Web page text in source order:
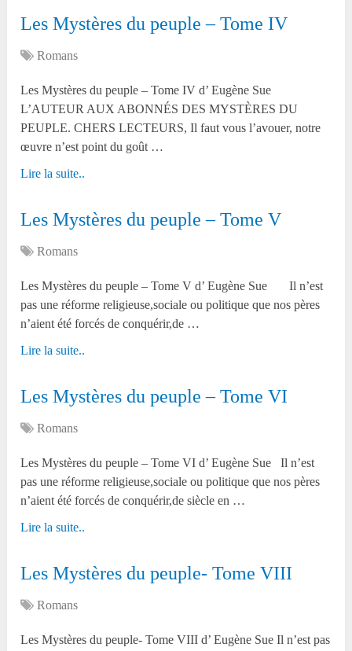
Les Mystères du peuple – Tome IV
Romans
Les Mystères du peuple – Tome IV d’ Eugène Sue
L’AUTEUR AUX ABONNÉS DES MYSTÈRES DU
PEUPLE. CHERS LECTEURS, Il faut vous l’avouer, notre
œuvre n’est point du goût …
Lire la suite..
Les Mystères du peuple – Tome V
Romans
Les Mystères du peuple – Tome V d’ Eugène Sue Il n’est
pas une réforme religieuse,sociale ou politique que nos pères
n’aient été forcés de conquérir,de …
Lire la suite..
Les Mystères du peuple – Tome VI
Romans
Les Mystères du peuple – Tome VI d’ Eugène Sue Il n’est
pas une réforme religieuse,sociale ou politique que nos pères
n’aient été forcés de conquérir,de siècle en …
Lire la suite..
Les Mystères du peuple- Tome VIII
Romans
Les Mystères du peuple- Tome VIII d’ Eugène Sue Il n’est pas